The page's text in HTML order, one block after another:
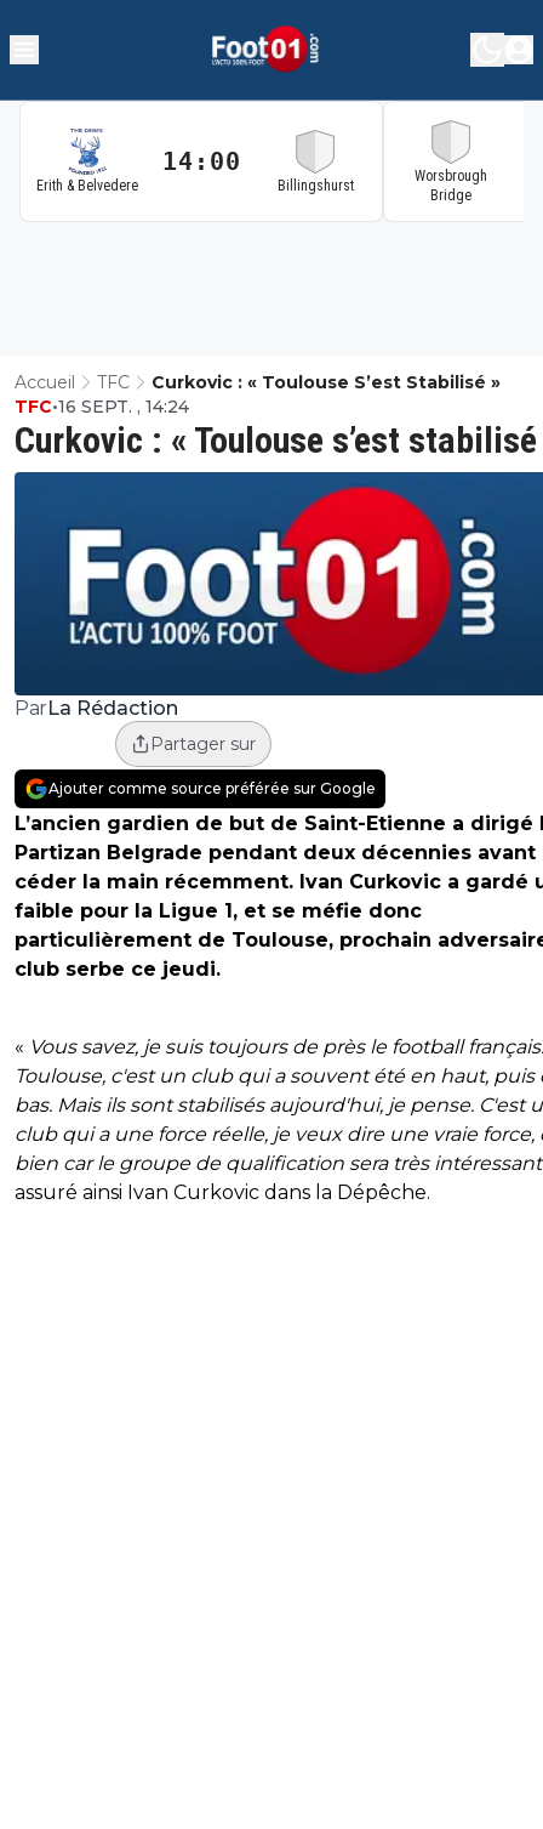
Erith & Belvedere
14:00
Billingshurst
Worsbrough
Bridge
Accueil TFC Curkovic : « Toulouse S’est Stabilisé »
Curkovic : « Toulouse s’est stabilisé
TFC•16 SEPT. , 14:24
ParLa Rédaction
Partager sur
Ajouter comme source préférée sur Google
L’ancien gardien de but de Saint-Etienne a dirigé
Partizan Belgrade pendant deux décennies avant
céder la main récemment. Ivan Curkovic a gardé
faible pour la Ligue 1, et se méfie donc
particulièrement de Toulouse, prochain
club serbe ce jeudi.
« Vous savez, je suis toujours de près le football français.
Toulouse, c'est un club qui a souvent été en haut, puis
bas. Mais ils sont stabilisés aujourd'hui, je pense. C'est
club qui a une force réelle, je veux dire une vraie force,
bien car le groupe de qualification sera très intéressant
assuré ainsi Ivan Curkovic dans la Dépêche.